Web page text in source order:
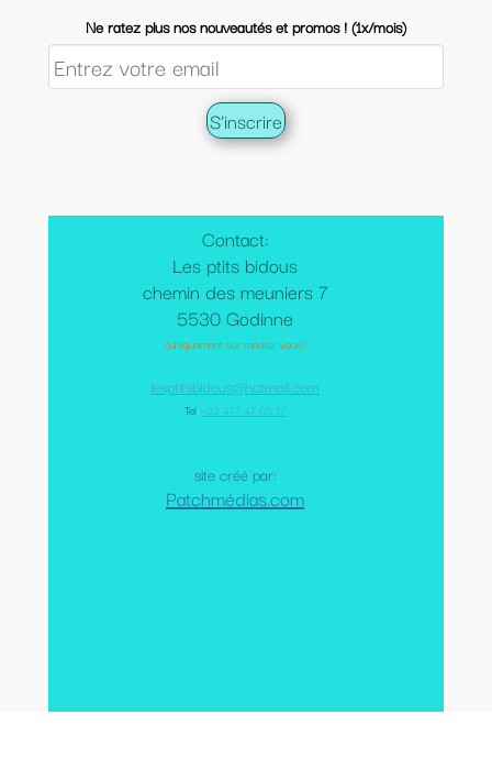
Contact:
Les ptits bidous
chemin des meuniers 7
5530 Godinne
(uniquement sur rendez-vous)
lesptitsbidous@hotmail.com
Tel: +32 477 47 05 17
site créé par:
Patchmédias.com
Ne ratez plus nos nouveautés et promos ! (1x/mois)